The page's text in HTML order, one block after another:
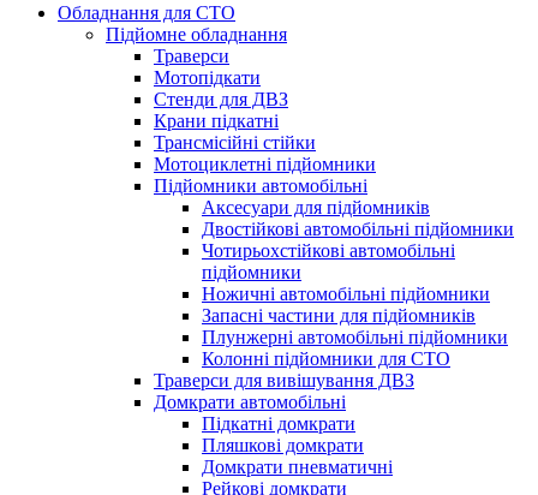
Обладнання для СТО
Підйомне обладнання
Траверси
Мотопідкати
Стенди для ДВЗ
Крани підкатні
Трансмісійні стійки
Мотоциклетні підйомники
Підйомники автомобільні
Аксесуари для підйомників
Двостійкові автомобільні підйомники
Чотирьохстійкові автомобільні
підйомники
Ножичні автомобільні підйомники
Запасні частини для підйомників
Плунжерні автомобільні підйомники
Колонні підйомники для СТО
Траверси для вивішування ДВЗ
Домкрати автомобільні
Підкатні домкрати
Пляшкові домкрати
Домкрати пневматичні
Рейкові домкрати